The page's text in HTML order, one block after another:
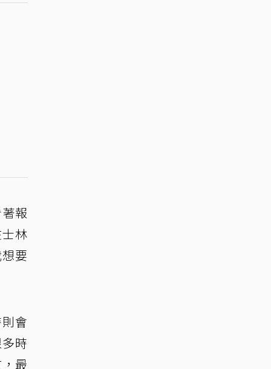
報
林
要
會
時
最